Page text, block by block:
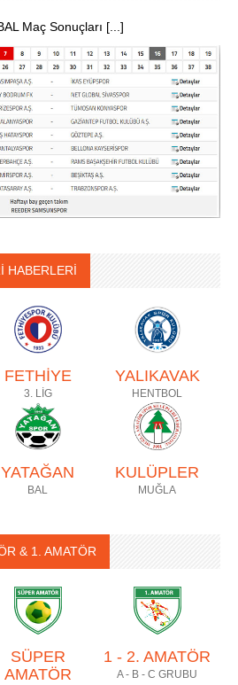
Maç Sonuçları [...]
HABERLERİ
FETHİYE
3. LİG
YALIKAVAK
HENTBOL
YATAĞAN
BAL
KULÜPLER
MUĞLA
& 1. AMATÖR
SÜPER
AMATÖR
1 - 2. AMATÖR
A - B - C GRUBU